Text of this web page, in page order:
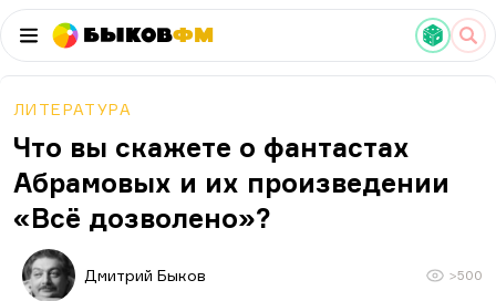
БыковФМ
ЛИТЕРАТУРА
Что вы скажете о фантастах
Абрамовых и их произведении
«Всё дозволено»?
Дмитрий Быков >500